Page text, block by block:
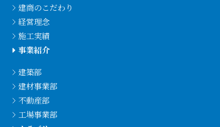
建商のこだわり
経営理念
施工実績
事業紹介
建築部
建材事業部
不動産部
工場事業部